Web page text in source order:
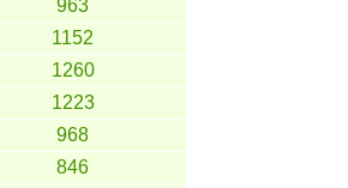
963
1152
1260
1223
968
846